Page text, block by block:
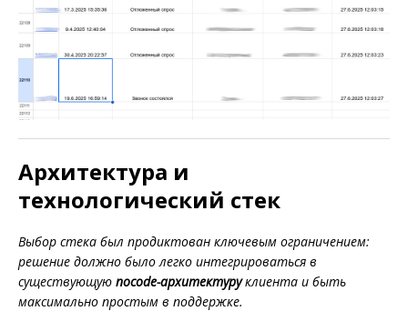
Архитектура и
технологический стек
Выбор стека был продиктован ключевым ограничением:
решение должно было легко интегрироваться в
существующую nocode-архитектуруклиента и быть
максимально простым в поддержке.